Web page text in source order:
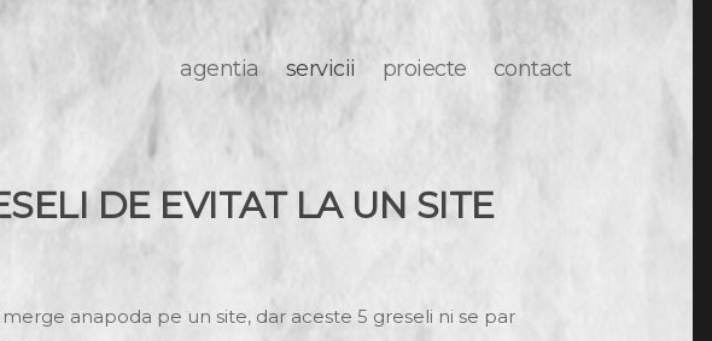
agentia servicii proiecte contact
DE EVITAT LA UN SITE
anapoda pe un site, dar aceste 5 greseli ni se par